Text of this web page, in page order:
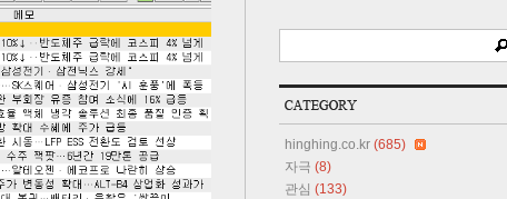
hinghing.co.kr (685)
자극 (8)
관심 (133)